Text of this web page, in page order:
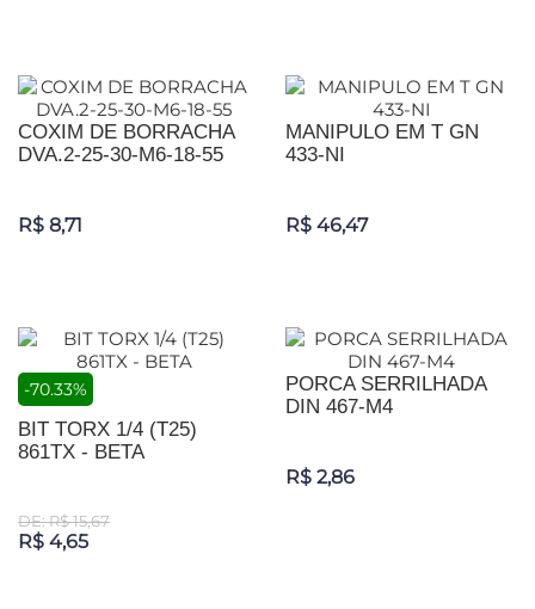
COXIM DE BORRACHA
DVA.2-25-30-M6-18-55
R$ 8,71
MANIPULO EM T GN
433-NI
R$ 46,47
-70.33%
BIT TORX 1/4 (T25)
861TX - BETA
DE: R$ 15,67
R$ 4,65
PORCA SERRILHADA
DIN 467-M4
R$ 2,86